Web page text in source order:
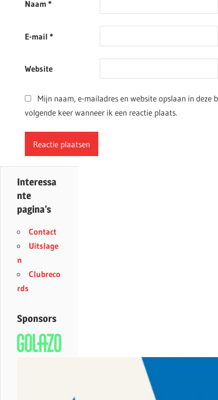
Naam *
E-mail *
Website
Mijn naam, e-mailadres en website opslaan in deze
volgende keer wanneer ik een reactie plaats.
Interessa
nte
pagina’s
Contact
Uitslage
n
Clubreco
rds
Sponsors